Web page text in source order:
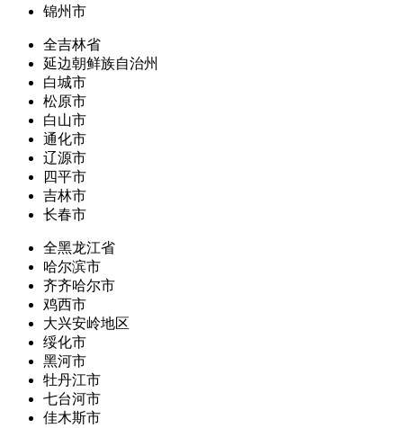
锦州市
全吉林省
延边朝鲜族自治州
白城市
松原市
白山市
通化市
辽源市
四平市
吉林市
长春市
全黑龙江省
哈尔滨市
齐齐哈尔市
鸡西市
大兴安岭地区
绥化市
黑河市
牡丹江市
七台河市
佳木斯市